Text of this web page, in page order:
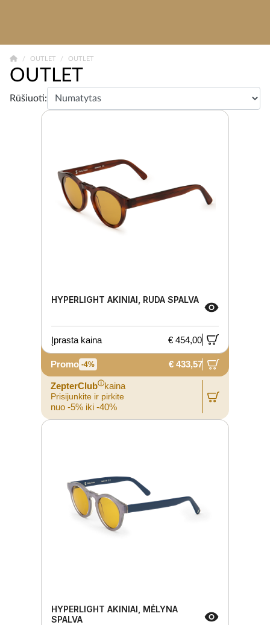
OUTLET OUTLET
OUTLET
Rūšiuoti:
HYPERLIGHT AKINIAI, RUDA SPALVA
Įprasta kaina € 454,00
Promo -4% € 433,57
ZepterClubⓘkaina
Prisijunkite ir pirkite
nuo -5% iki -40%
HYPERLIGHT AKINIAI, MĖLYNA
SPALVA